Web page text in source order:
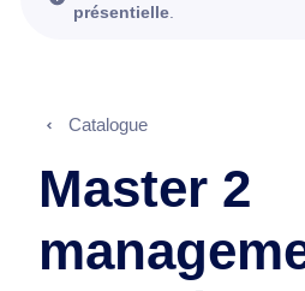
présentielle
Catalogue
Master 2